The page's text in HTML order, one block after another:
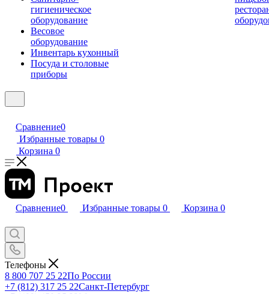
гигиеническое
оборудование
Весовое
оборудование
Инвентарь кухонный
Посуда и столовые
приборы
Сравнение0
Избранные товары 0
Корзина 0
Сравнение0 Избранные товары 0 Корзина 0
Телефоны
8 800 707 25 22По России
+7 (812) 317 25 22Санкт-Петербург